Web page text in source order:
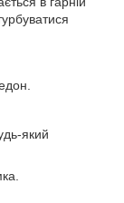
який